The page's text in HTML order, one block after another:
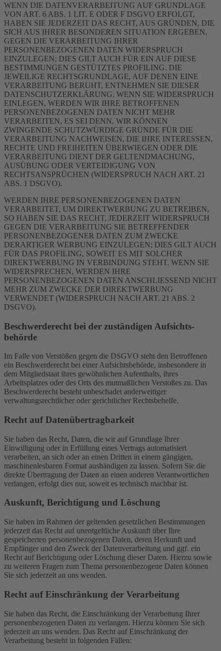
WENN DIE DATENVERARBEITUNG AUF GRUNDLAGE
VON ART. 6 ABS. 1 LIT. E ODER F DSGVO ERFOLGT,
HABEN SIE JEDERZEIT DAS RECHT, AUS GRÜNDEN, DIE
SICH AUS IHRER BESONDEREN SITUATION ERGEBEN,
GEGEN DIE VERARBEITUNG IHRER
PERSONENBEZOGENEN DATEN WIDERSPRUCH
EINZULEGEN; DIES GILT AUCH FÜR EIN AUF DIESE
BESTIMMUNGEN GESTÜTZTES PROFILING. DIE
JEWEILIGE RECHTSGRUNDLAGE, AUF DENEN EINE
VERARBEITUNG BERUHT, ENTNEHMEN SIE DIESER
DATENSCHUTZERKLÄRUNG. WENN SIE WIDERSPRUCH
EINLEGEN, WERDEN WIR IHRE BETROFFENEN
PERSONENBEZOGENEN DATEN NICHT MEHR
VERARBEITEN, ES SEI DENN, WIR KÖNNEN
ZWINGENDE SCHUTZWÜRDIGE GRÜNDE FÜR DIE
VERARBEITUNG NACHWEISEN, DIE IHRE INTERESSEN,
RECHTE UND FREIHEITEN ÜBERWIEGEN ODER DIE
VERARBEITUNG DIENT DER GELTENDMACHUNG,
AUSÜBUNG ODER VERTEIDIGUNG VON
RECHTSANSPRÜCHEN (WIDERSPRUCH NACH ART. 21
ABS. 1 DSGVO).
WERDEN IHRE PERSONENBEZOGENEN DATEN
VERARBEITET, UM DIREKTWERBUNG ZU BETREIBEN,
SO HABEN SIE DAS RECHT, JEDERZEIT WIDERSPRUCH
GEGEN DIE VERARBEITUNG SIE BETREFFENDER
PERSONENBEZOGENER DATEN ZUM ZWECKE
DERARTIGER WERBUNG EINZULEGEN; DIES GILT AUCH
FÜR DAS PROFILING, SOWEIT ES MIT SOLCHER
DIREKTWERBUNG IN VERBINDUNG STEHT. WENN SIE
WIDERSPRECHEN, WERDEN IHRE
PERSONENBEZOGENEN DATEN ANSCHLIESSEND NICHT
MEHR ZUM ZWECKE DER DIREKTWERBUNG
VERWENDET (WIDERSPRUCH NACH ART. 21 ABS. 2
DSGVO).
Beschwerde­recht bei der zuständigen Aufsichts­
behörde
Im Falle von Verstößen gegen die DSGVO steht den Betroffenen
ein Beschwerderecht bei einer Aufsichtsbehörde, insbesondere in
dem Mitgliedstaat ihres gewöhnlichen Aufenthalts, ihres
Arbeitsplatzes oder des Orts des mutmaßlichen Verstoßes zu. Das
Beschwerderecht besteht unbeschadet anderweitiger
verwaltungsrechtlicher oder gerichtlicher Rechtsbehelfe.
Recht auf Daten­übertrag­barkeit
Sie haben das Recht, Daten, die wir auf Grundlage Ihrer
Einwilligung oder in Erfüllung eines Vertrags automatisiert
verarbeiten, an sich oder an einen Dritten in einem gängigen,
maschinenlesbaren Format aushändigen zu lassen. Sofern Sie die
direkte Übertragung der Daten an einen anderen Verantwortlichen
verlangen, erfolgt dies nur, soweit es technisch machbar ist.
Auskunft, Berichtigung und Löschung
Sie haben im Rahmen der geltenden gesetzlichen Bestimmungen
jederzeit das Recht auf unentgeltliche Auskunft über Ihre
gespeicherten personenbezogenen Daten, deren Herkunft und
Empfänger und den Zweck der Datenverarbeitung und ggf. ein
Recht auf Berichtigung oder Löschung dieser Daten. Hierzu sowie
zu weiteren Fragen zum Thema personenbezogene Daten können
Sie sich jederzeit an uns wenden.
Recht auf Einschränkung der Verarbeitung
Sie haben das Recht, die Einschränkung der Verarbeitung Ihrer
personenbezogenen Daten zu verlangen. Hierzu können Sie sich
jederzeit an uns wenden. Das Recht auf Einschränkung der
Verarbeitung besteht in folgenden Fällen: